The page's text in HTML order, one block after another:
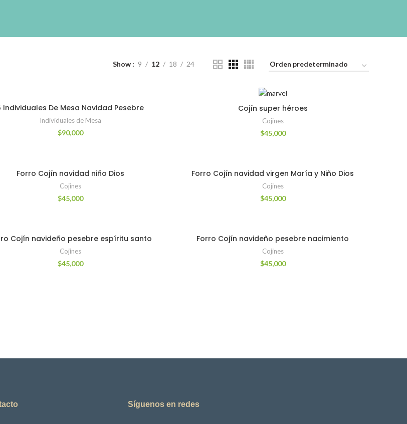
Show 9 12 18 24
Individuales De Mesa Navidad Pesebre
Individuales de Mesa
$90,000
Cojín super héroes
Cojines
$45,000
Forro Cojín navidad niño Dios
Cojines
$45,000
Forro Cojín navidad virgen María y Niño Dios
Cojines
$45,000
Cojín navideño pesebre espíritu santo
Cojines
$45,000
Forro Cojín navideño pesebre nacimiento
Cojines
$45,000
Síguenos en redes